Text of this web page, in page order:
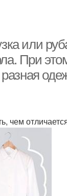
или
При
чем